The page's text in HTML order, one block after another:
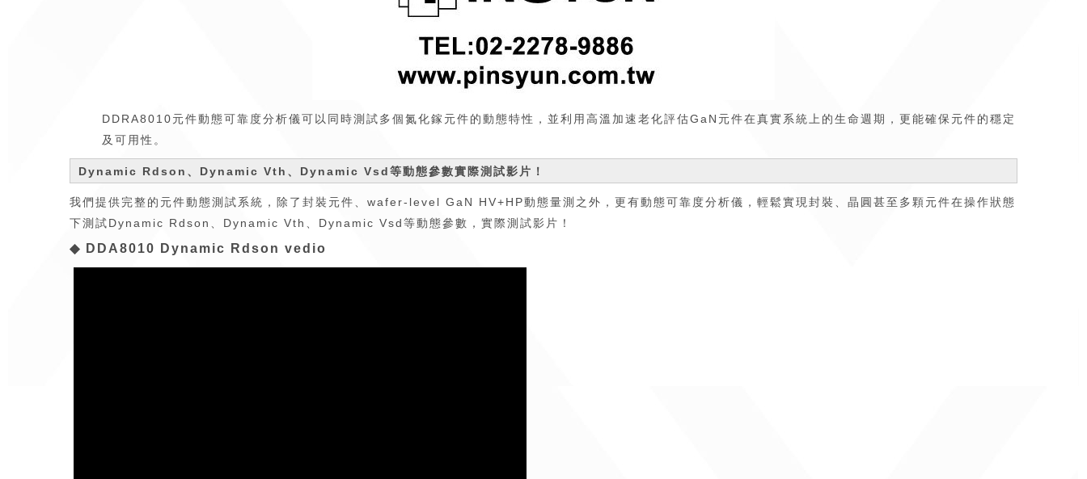
DDRA8010元件動態可靠度分析儀可以同時測試多個氮化鎵元件的動態特性，並利用高溫加速老化評估GaN元件在真實系統上的生命週期，更能確保元件的穩定
及可用性。
Dynamic Rdson、Dynamic Vth、Dynamic Vsd等動態參數實際測試影片！
我們提供完整的元件動態測試系統，除了封裝元件、wafer-level GaN HV+HP動態量測之外，更有動態可靠度分析儀，輕鬆實現封裝、晶圓甚至多顆元件在操作狀態
下測試Dynamic Rdson、Dynamic Vth、Dynamic Vsd等動態參數，實際測試影片！
◆ DDA8010 Dynamic Rdson vedio